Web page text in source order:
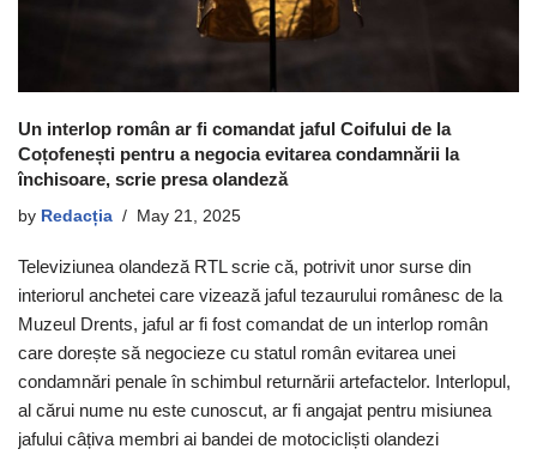
Un interlop român ar fi comandat jaful Coifului de la
Coțofenești pentru a negocia evitarea condamnării la
închisoare, scrie presa olandeză
by Redacția May 21, 2025
Televiziunea olandeză RTL scrie că, potrivit unor surse din
interiorul anchetei care vizează jaful tezaurului românesc de la
Muzeul Drents, jaful ar fi fost comandat de un interlop român
care dorește să negocieze cu statul român evitarea unei
condamnări penale în schimbul returnării artefactelor. Interlopul,
al cărui nume nu este cunoscut, ar fi angajat pentru misiunea
jafului câțiva membri ai bandei de motocicliști olandezi